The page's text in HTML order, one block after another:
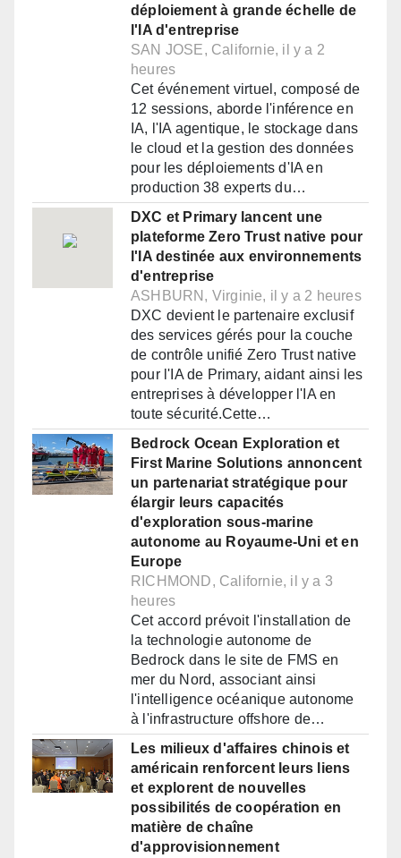
déploiement à grande échelle de
l'IA d'entreprise
SAN JOSE, Californie, il y a 2
heures
Cet événement virtuel, composé de
12 sessions, aborde l'inférence en
IA, l'IA agentique, le stockage dans
le cloud et la gestion des données
pour les déploiements d'IA en
production 38 experts du…
DXC et Primary lancent une
plateforme Zero Trust native pour
l'IA destinée aux environnements
d'entreprise
ASHBURN, Virginie, il y a 2 heures
DXC devient le partenaire exclusif
des services gérés pour la couche
de contrôle unifié Zero Trust native
pour l'IA de Primary, aidant ainsi les
entreprises à développer l'IA en
toute sécurité.Cette…
Bedrock Ocean Exploration et
First Marine Solutions annoncent
un partenariat stratégique pour
élargir leurs capacités
d'exploration sous-marine
autonome au Royaume-Uni et en
Europe
RICHMOND, Californie, il y a 3
heures
Cet accord prévoit l'installation de
la technologie autonome de
Bedrock dans le site de FMS en
mer du Nord, associant ainsi
l'intelligence océanique autonome
à l'infrastructure offshore de…
Les milieux d'affaires chinois et
américain renforcent leurs liens
et explorent de nouvelles
possibilités de coopération en
matière de chaîne
d'approvisionnement